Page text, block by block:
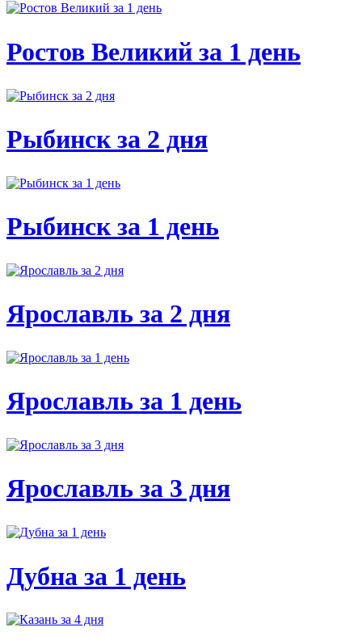
Ростов Великий за 1 день
Рыбинск за 2 дня
Рыбинск за 1 день
Ярославль за 2 дня
Ярославль за 1 день
Ярославль за 3 дня
Дубна за 1 день